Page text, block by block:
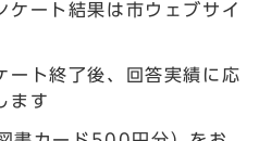
ケート結果は市ウェブサイ
ート終了後、回答実績に応
ます